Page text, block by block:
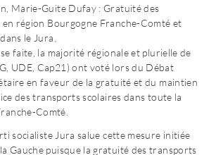
Marie-Guite Dufay : Gratuité des
région Bourgogne Franche-Comté et
le Jura.
faite, la majorité régionale et plurielle de
UDE, Cap21) ont voté lors du Débat
en faveur de la gratuité et du maintien
des transports scolaires dans toute la
Comté.
socialiste Jura salue cette mesure initiée
Gauche puisque la gratuité des transports